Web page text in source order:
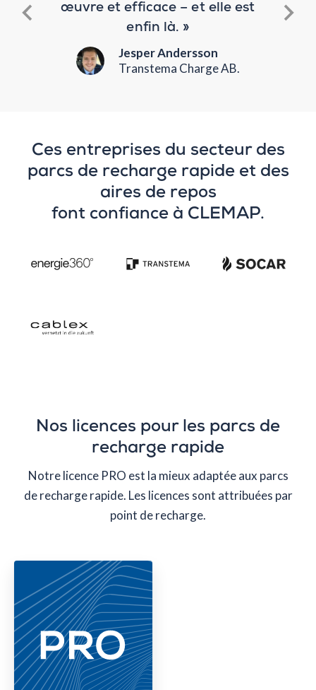
œuvre et efficace – et elle est
enfin là. »
Jesper Andersson
Transtema Charge AB.
Ces entreprises du secteur des
parcs de recharge rapide et des
aires de repos
font confiance à CLEMAP.
Nos licences pour les parcs de
recharge rapide
Notre licence PRO est la mieux adaptée aux parcs
de recharge rapide. Les licences sont attribuées par
point de recharge.